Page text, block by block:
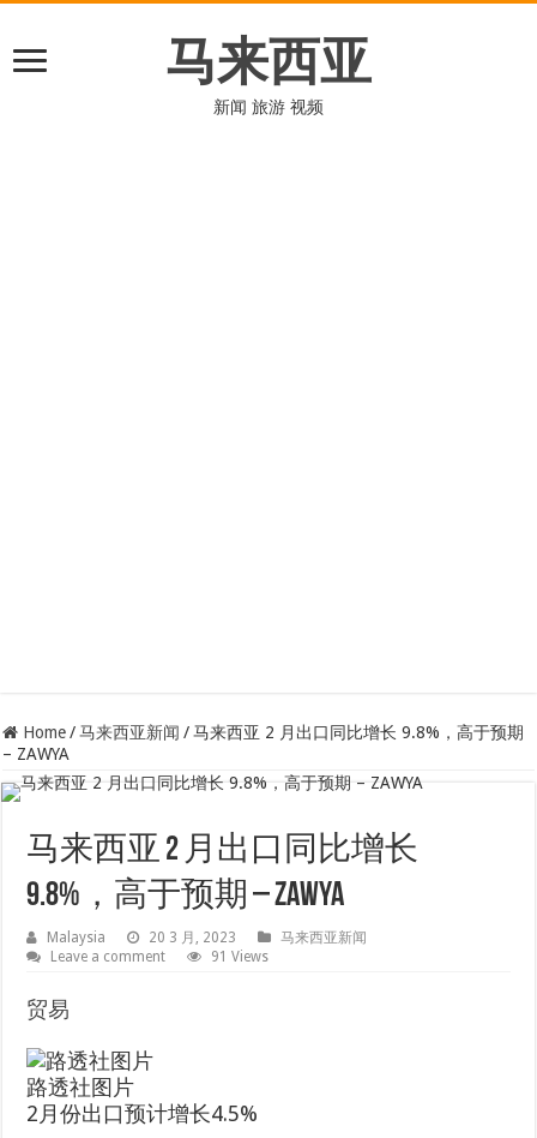
马来西亚
新闻 旅游 视频
Home / 马来西亚新闻 / 马来西亚 2 月出口同比增长 9.8%，高于预期
– ZAWYA
马来西亚 2 月出口同比增长
9.8%，高于预期 – ZAWYA
Malaysia 20 3 月, 2023
马来西亚新闻
Leave a comment
91 Views
贸易
路透社图片
2月份出口预计增长4.5%